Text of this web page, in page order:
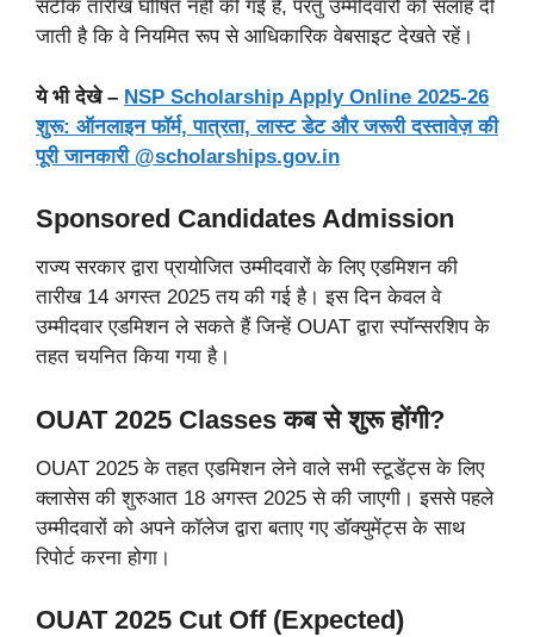
सटीक तारीख घोषित नहीं की गई है, परंतु उम्मीदवारों को सलाह दी
जाती है कि वे नियमित रूप से आधिकारिक वेबसाइट देखते रहें।
ये भी देखे – NSP Scholarship Apply Online 2025-26
शुरू: ऑनलाइन फॉर्म, पात्रता, लास्ट डेट और जरूरी दस्तावेज़ की
पूरी जानकारी @scholarships.gov.in
Sponsored Candidates Admission
राज्य सरकार द्वारा प्रायोजित उम्मीदवारों के लिए एडमिशन की
तारीख 14 अगस्त 2025 तय की गई है। इस दिन केवल वे
उम्मीदवार एडमिशन ले सकते हैं जिन्हें OUAT द्वारा स्पॉन्सरशिप के
तहत चयनित किया गया है।
OUAT 2025 Classes कब से शुरू होंगी?
OUAT 2025 के तहत एडमिशन लेने वाले सभी स्टूडेंट्स के लिए
क्लासेस की शुरुआत 18 अगस्त 2025 से की जाएगी। इससे पहले
उम्मीदवारों को अपने कॉलेज द्वारा बताए गए डॉक्युमेंट्स के साथ
रिपोर्ट करना होगा।
OUAT 2025 Cut Off (Expected)